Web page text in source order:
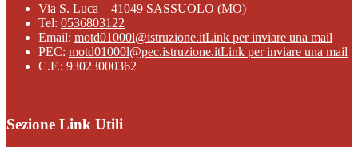
Via S. Luca – 41049 SASSUOLO (MO)
Tel: 0536803122
Email: motd01000l@istruzione.itLink per inviare una mail
PEC: motd01000l@pec.istruzione.itLink per inviare una mail
C.F.: 93023000362
Sezione Link Utili